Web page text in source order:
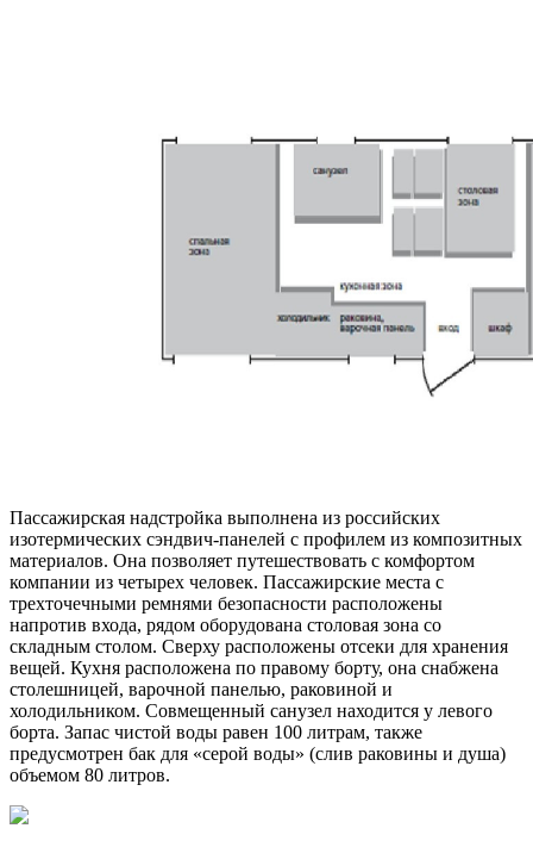
Пассажирская надстройка выполнена из российских
изотермических сэндвич-панелей с профилем из композитных
материалов. Она позволяет путешествовать с комфортом
компании из четырех человек. Пассажирские места с
трехточечными ремнями безопасности расположены
напротив входа, рядом оборудована столовая зона со
складным столом. Сверху расположены отсеки для хранения
вещей. Кухня расположена по правому борту, она снабжена
столешницей, варочной панелью, раковиной и
холодильником. Совмещенный санузел находится у левого
борта. Запас чистой воды равен 100 литрам, также
предусмотрен бак для «серой воды» (слив раковины и душа)
объемом 80 литров.